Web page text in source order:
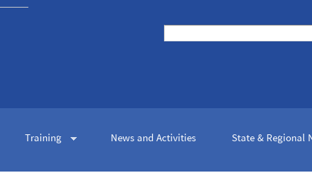
Search form
Training News and Activities State & Regional